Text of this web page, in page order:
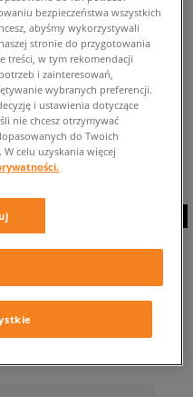
Dostępne modele tych butów
bezpieczeństwa wszystkich
abyśmy wykorzystywali
stronie do przygotowania
treści, w tym rekomendacji
i zainteresowań,
wybranych preferencji.
i ustawienia dotyczące
nie chcesz otrzymywać
do Twoich
W celu uzyskania więcej